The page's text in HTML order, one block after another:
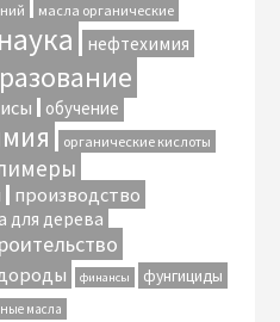
масла органические
наука нефтехимия
обучение
органические кислоты
производство
для дерева
финансы фунгициды
масла